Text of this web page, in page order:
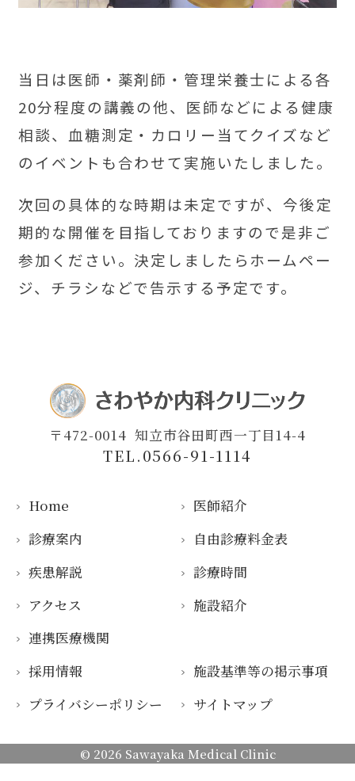
当日は医師・薬剤師・管理栄養士による各
20分程度の講義の他、医師などによる健康
相談、血糖測定・カロリー当てクイズなど
のイベントも合わせて実施いたしました。
次回の具体的な時期は未定ですが、今後定
期的な開催を目指しておりますので是非ご
参加ください。決定しましたらホームペー
ジ、チラシなどで告示する予定です。
〒472-0014 知立市谷田町西一丁目14-4
TEL.0566-91-1114
Home
医師紹介
診療案内
自由診療料金表
疾患解説
診療時間
アクセス
施設紹介
連携医療機関
採用情報
施設基準等の掲示事項
プライバシーポリシー
サイトマップ
© 2026 Sawayaka Medical Clinic